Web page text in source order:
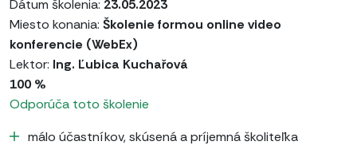
Dátum školenia: 23.05.2023
Miesto konania: Školenie formou online video
konferencie (WebEx)
Lektor: Ing. Ľubica Kuchařová
100 %
Odporúča toto školenie
málo účastníkov, skúsená a príjemná školiteľka